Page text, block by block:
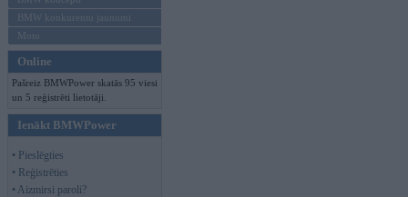
BMW konkurentu jaunumi
Moto
Online
Pašreiz BMWPower skatās 95 viesi
un 5 reģistrēti lietotāji.
Ienākt BMWPower
• Pieslēgties
• Reģistrēties
• Aizmirsi paroli?